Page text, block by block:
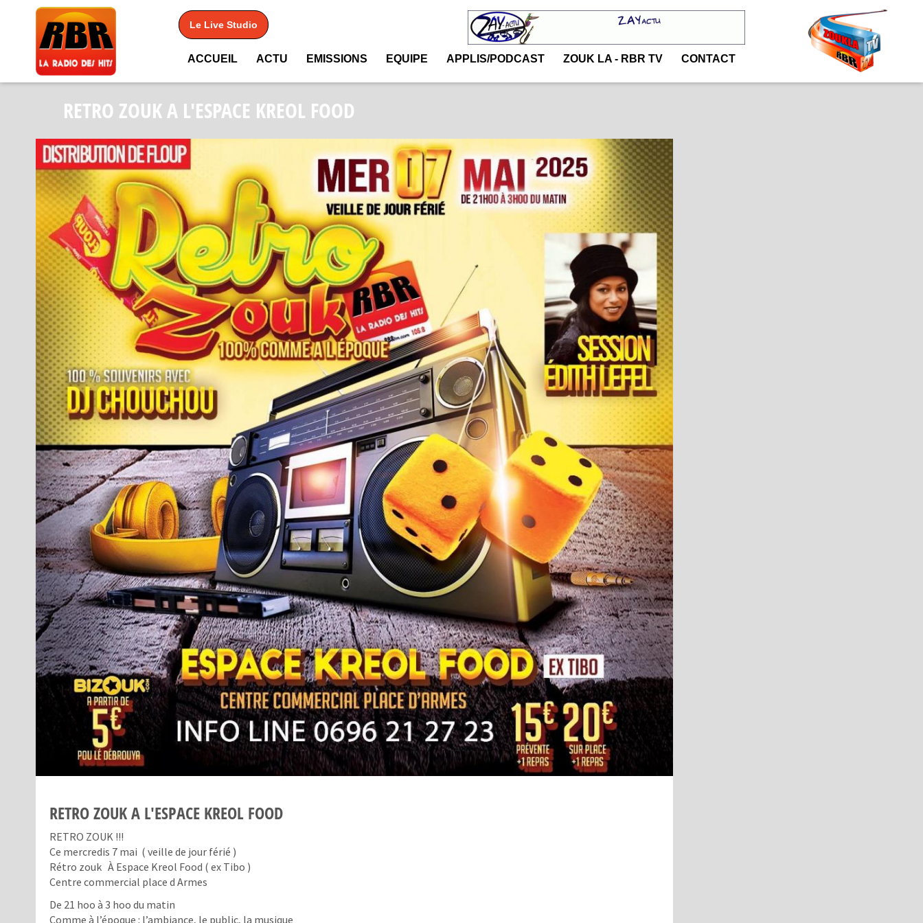
Le Live Studio
ACCUEIL ACTU EMISSIONS EQUIPE APPLIS/PODCAST ZOUK LA - RBR TV CONTACT
RETRO ZOUK A L'ESPACE KREOL FOOD
RETRO ZOUK A L'ESPACE KREOL FOOD
RETRO ZOUK !!!
Ce mercredis 7 mai ( veille de jour férié )
Rétro zouk À Espace Kreol Food ( ex Tibo )
Centre commercial place d Armes
De 21 hoo à 3 hoo du matin
Comme à l’époque : l’ambiance, le public, la musique